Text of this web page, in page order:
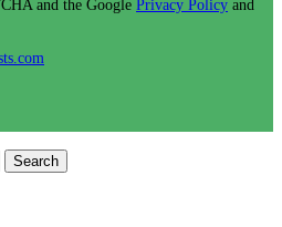
and the Google Privacy Policy and
Search